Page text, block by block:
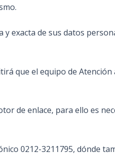
exacta de sus datos
que el equipo de Atención
de enlace, para ello es
0212-3211795, dónde